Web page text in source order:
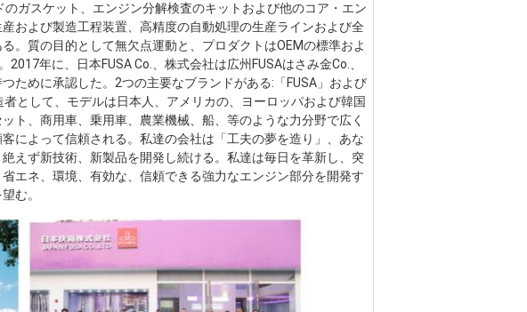
ガスケット、エンジン分解検査のキットおよび他のコア・エン
および製造工程装置、高精度の自動処理の生産ラインおよび全
。質の目的として無欠点運動と、プロダクトはOEMの標準およ
年に、日本FUSA Co.、株式会社は広州FUSAはさみ金Co.、
ために承認した。2つの主要なブランドがある:「FUSA」および
として、モデルは日本人、アメリカの、ヨーロッパおよび韓国
ト、商用車、乗用車、農業機械、船、等のような力分野で広く
によって信頼される。私達の会社は「工夫の夢を造り」、あな
えず新技術、新製品を開発し続ける。私達は毎日を革新し、突
エネ、環境、有効な、信頼できる強力なエンジン部分を開発す
む。